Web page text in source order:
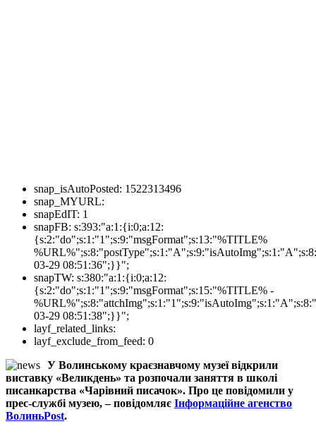
snap_isAutoPosted: 1522313496
snap_MYURL:
snapEdIT: 1
snapFB: s:393:"a:1:{i:0;a:12:
{s:2:"do";s:1:"1";s:9:"msgFormat";s:13:"%TITLE%
03-29 08:51:36";}}";
snapTW: s:380:"a:1:{i:0;a:12:
{s:2:"do";s:1:"1";s:9:"msgFormat";s:15:"%TITLE% -
03-29 08:51:38";}}";
layf_related_links:
layf_exclude_from_feed: 0
У Волинському краєзнавчому музеї відкрили
виставку «Великдень» та розпочали заняття в школі
писанкарства «Чарівний писачок». Про це повідомили у
прес-службі музею, – повідомляє Інформаційне агенство
ВолиньPost.